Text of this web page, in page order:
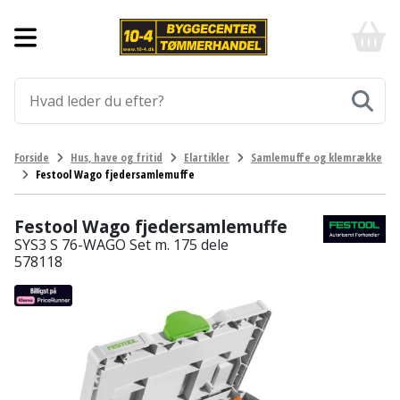
Aluprofiler
Armering
Asfalt
Befæstigelse
Bordplade
Bygningsbeslag
Gulve
Fliser
og
klinker
Gulvtilbehør
Gulvunderlag
Laminatgulv
Værktøj
Afmærkning
Arbejdsbuk
Båndstrammer
Elværktøj
Afkortersav
Arbejdslamper
Havemaskiner
Dykpumpe
have
Affaldssortering
Maling
-
billigt
og
-
og
Forside Hus, have og fritid Elartikler
Samlemuffe og klemrække
Festool Wago fjedersamlemuffe
Festool Wago fjedersamlemuffe
SYS3 S 76-WAGO Set m. 175 dele
578118